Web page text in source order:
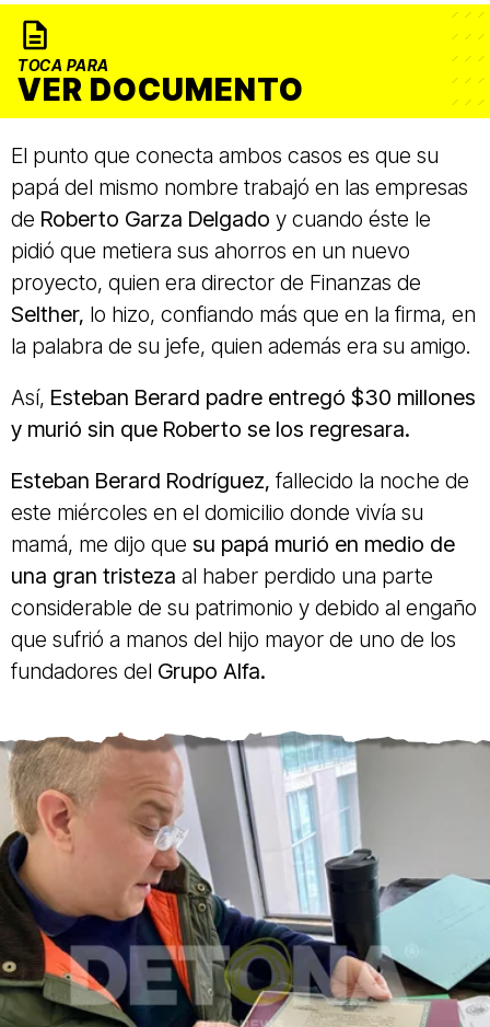
TOCA PARA
VER DOCUMENTO
El punto que conecta ambos casos es que su
papá del mismo nombre trabajó en las empresas
de Roberto Garza Delgado y cuando éste le
pidió que metiera sus ahorros en un nuevo
proyecto, quien era director de Finanzas de
Selther, lo hizo, confiando más que en la firma, en
la palabra de su jefe, quien además era su amigo.
Así, Esteban Berard padre entregó $30 millones
y murió sin que Roberto se los regresara.
Esteban Berard Rodríguez, fallecido la noche de
este miércoles en el domicilio donde vivía su
mamá, me dijo que su papá murió en medio de
una gran tristeza al haber perdido una parte
considerable de su patrimonio y debido al engaño
que sufrió a manos del hijo mayor de uno de los
fundadores del Grupo Alfa.